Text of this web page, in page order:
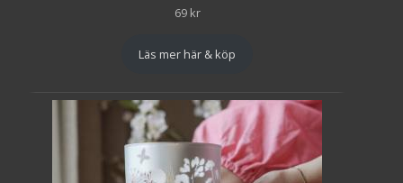
69 kr
Läs mer här & köp